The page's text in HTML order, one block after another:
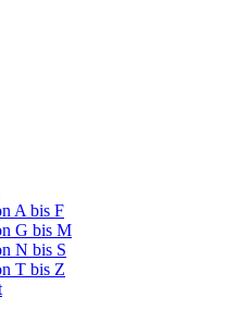
A bis F
G bis M
N bis S
T bis Z